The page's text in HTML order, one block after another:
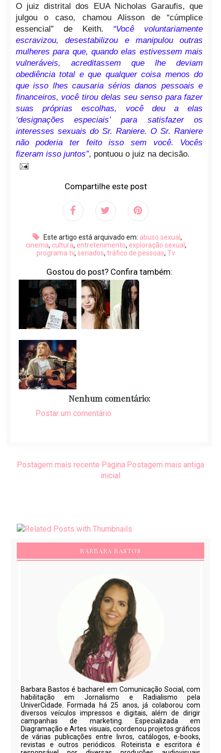
O juiz distrital dos EUA Nicholas Garaufis, que
julgou o caso, chamou Alisson de “cúmplice
essencial” de Keith. “Você voluntariamente
escravizou, desestabilizou e manipulou outras
mulheres para que, quando elas estivessem mais
vulneráveis, acreditassem que lhe deviam
obediência total e que qualquer coisa menos do
que isso lhes causaria sérios danos pessoais e
financeiros, você tirou delas seu senso para fazer
suas próprias escolhas, você deu a elas
‘designações especiais’ para satisfazer os
interesses sexuais do Sr. Raniere. O Sr. Raniere
não poderia ter feito isso sem você. Vocês
fizeram isso juntos”, pontuou o juiz na decisão.
Compartilhe este post
Este artigo está arquivado em: abuso sexual ,
cinema, cultura, entretenimento, exploração sexual ,
programa tv, seriados, tráfico de pessoas, Tv
Gostou do post? Confira também:
Nenhum comentário:
Postar um comentário
Postagem mais recente Postagem mais antiga
Página
inicial
BARBARA BASTOS
Barbara Bastos é bacharel em Comunicação Social, com
habilitação em Jornalismo e Radialismo pela
UniverCidade. Formada há 25 anos, já colaborou com
diversos veículos impressos e digitais, além de dirigir
campanhas de marketing. Especializada em
Diagramação e Artes visuais, coordenou projetos gráficos
de várias publicações entre livros, catálogos, e-books,
revistas e outros periódicos. Roteirista e escritora é